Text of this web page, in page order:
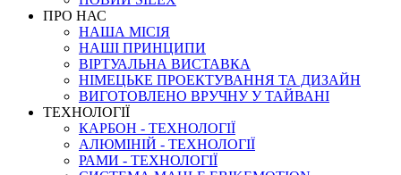
ПРО НАС
НАША МICIЯ
НАШI ПРИНЦИПИ
ВIРТУАЛЬНА ВИСТАВКА
НІМЕЦЬКЕ ПРОЕКТУВАННЯ ТА ДИЗАЙН
ВИГОТОВЛЕНО ВРУЧНУ У ТАЙВАНІ
ТЕХНОЛОГІЇ
КАРБОН - ТЕХНОЛОГІЇ
АЛЮМІНІЙ - ТЕХНОЛОГІЇ
РАМИ - ТЕХНОЛОГІЇ